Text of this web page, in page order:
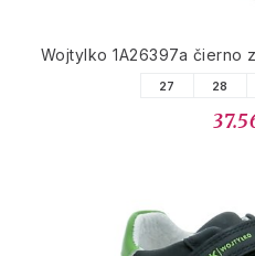
Wojtylko 1A26397a
27 28